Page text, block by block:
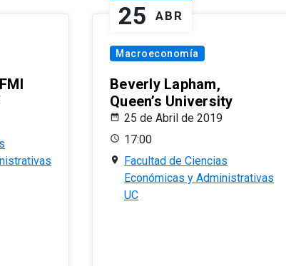
25 ABR
Macroeconomía
Beverly Lapham,
Queen’s University
25 de Abril de 2019
17:00
Facultad de Ciencias
Económicas y Administrativas
UC